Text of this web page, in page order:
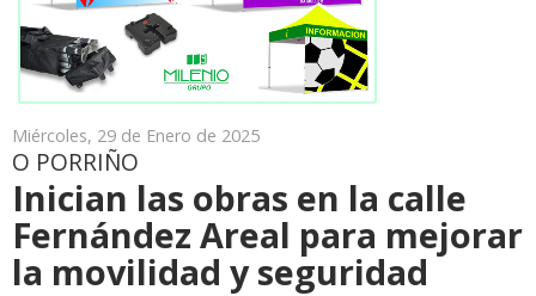
Miércoles, 29 de Enero de 2025
O PORRIÑO
Inician las obras en la calle
Fernández Areal para mejorar
la movilidad y seguridad